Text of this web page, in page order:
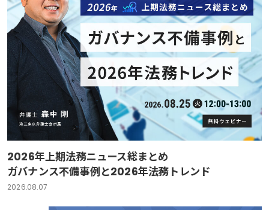
2026年上期法務ニュース総まとめ
ガバナンス不備事例と2026年法務トレンド
2026.08.07